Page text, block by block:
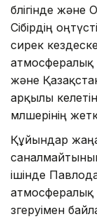
бөлігінде және
Сібірдің
сирек
атмосфералық
және
арқылы
мөлшерінің
Құйындар
ішінде
өзгеруімен